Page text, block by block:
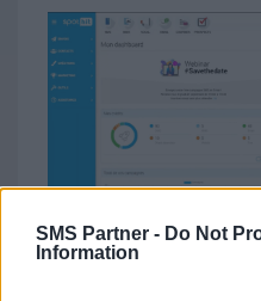
SMS Partner - Do Not
Information